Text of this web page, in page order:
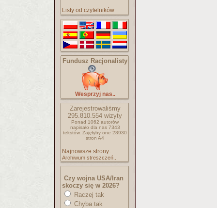
Listy od czytelników
Fundusz Racjonalisty
Wesprzyj nas..
Zarejestrowaliśmy
295.810.554 wizyty
Ponad 1062 autorów
napisało dla nas 7343
tekstów. Zajęłyby one 28930
stron A4
Najnowsze strony..
Archiwum streszczeń..
Czy wojna USA/Iran
skoczy się w 2026?
Raczej tak
Chyba tak